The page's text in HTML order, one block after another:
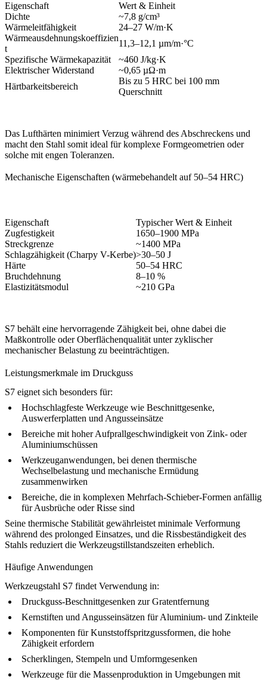
Eigenschaft
Wert & Einheit
Dichte
~7,8 g/cm³
Wärmeleitfähigkeit
24–27 W/m·K
Wärmeausdehnungskoeffizien
t
11,3–12,1 µm/m·°C
Spezifische Wärmekapazität
~460 J/kg·K
Elektrischer Widerstand
~0,65 µΩ·m
Härtbarkeitsbereich
Bis zu 5 HRC bei 100 mm
Querschnitt
Das Lufthärten minimiert Verzug während des Abschreckens und
macht den Stahl somit ideal für komplexe Formgeometrien oder
solche mit engen Toleranzen.
Mechanische Eigenschaften (wärmebehandelt auf 50–54 HRC)
Eigenschaft
Typischer Wert & Einheit
Zugfestigkeit
1650–1900 MPa
Streckgrenze
~1400 MPa
Schlagzähigkeit (Charpy V-Kerbe)>30–50 J
Härte
50–54 HRC
Bruchdehnung
8–10 %
Elastizitätsmodul
~210 GPa
S7 behält eine hervorragende Zähigkeit bei, ohne dabei die
Maßkontrolle oder Oberflächenqualität unter zyklischer
mechanischer Belastung zu beeinträchtigen.
Leistungsmerkmale im Druckguss
S7 eignet sich besonders für:
Hochschlagfeste Werkzeuge wie Beschnittgesenke,
Auswerferplatten und Angusseinsätze
Bereiche mit hoher Aufprallgeschwindigkeit von Zink- oder
Aluminiumschüssen
Werkzeuganwendungen, bei denen thermische
Wechselbelastung und mechanische Ermüdung
zusammenwirken
Bereiche, die in komplexen Mehrfach-Schieber-Formen anfällig
für Ausbrüche oder Risse sind
Seine thermische Stabilität gewährleistet minimale Verformung
während des prolonged Einsatzes, und die Rissbeständigkeit des
Stahls reduziert die Werkzeugstillstandszeiten erheblich.
Häufige Anwendungen
Werkzeugstahl S7 findet Verwendung in:
Druckguss-Beschnittgesenken zur Gratentfernung
Kernstiften und Angusseinsätzen für Aluminium- und Zinkteile
Komponenten für Kunststoffspritzgussformen, die hohe
Zähigkeit erfordern
Scherklingen, Stempeln und Umformgesenken
Werkzeuge für die Massenproduktion in Umgebungen mit